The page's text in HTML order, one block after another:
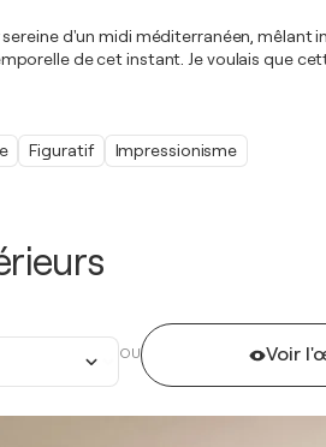
OU Voir
d'un midi méditerranéen,
de cet instant. Je voulais que
Figuratif Impressionisme